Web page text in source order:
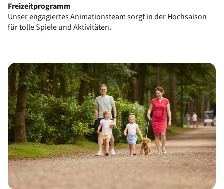
Freizeitprogramm
Unser engagiertes Animationsteam sorgt in der Hochsaison
für tolle Spiele und Aktivitäten.